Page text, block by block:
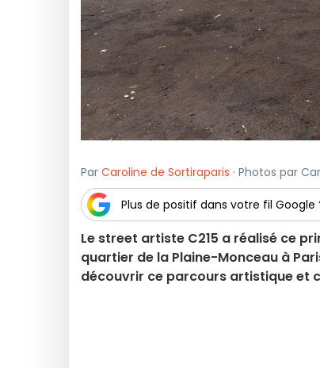
Par Caroline de Sortiraparis · Photos par
Plus de positif dans votre fil Google
Le street artiste C215 a réalisé ce
quartier de la Plaine-Monceau à
découvrir ce parcours artistique et